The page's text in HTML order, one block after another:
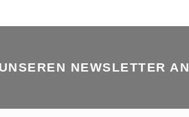
NEWSLETTER AN